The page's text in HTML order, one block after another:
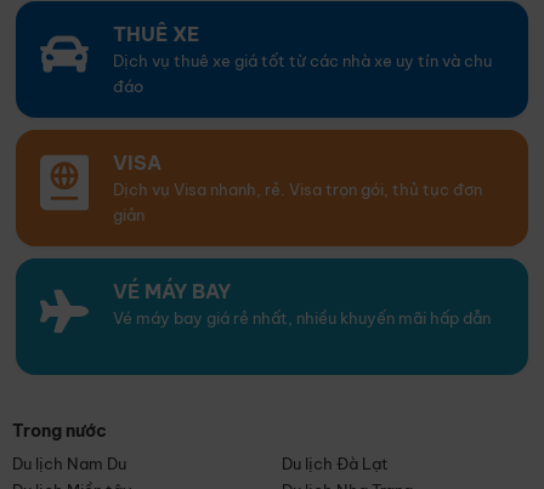
THUÊ XE
Dịch vụ thuê xe giá tốt từ các nhà xe uy tín và chu
đáo
VISA
Dịch vụ Visa nhanh, rẻ. Visa trọn gói, thủ tục đơn
giản
VÉ MÁY BAY
Vé máy bay giá rẻ nhất, nhiều khuyến mãi hấp dẫn
Trong nước
Du lịch Nam Du
Du lịch Đà Lạt